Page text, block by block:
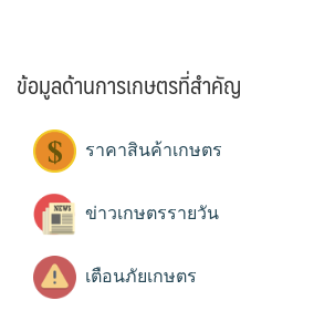
ข้อมูลด้านการเกษตรที่สำคัญ
ราคาสินค้าเกษตร
ข่าวเกษตรรายวัน
เตือนภัยเกษตร